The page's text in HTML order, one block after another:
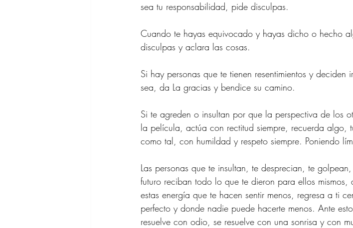
sea tu responsabilidad, pide disculpas.
Cuando te hayas equivocado y hayas dicho o hecho
disculpas y aclara las cosas.
Si hay personas que te tienen resentimientos y
sea, da La gracias y bendice su camino.
Si te agreden o insultan por que la perspectiva de los
la película, actúa con rectitud siempre, recuerda algo,
como tal, con humildad y respeto siempre. Poniendo
Las personas que te insultan, te desprecian, te
futuro reciban todo lo que te dieron para ellos
estas energía que te hacen sentir menos, regresa a ti
perfecto y donde nadie puede hacerte menos. Ante
resuelve con odio, se resuelve con una sonrisa y con